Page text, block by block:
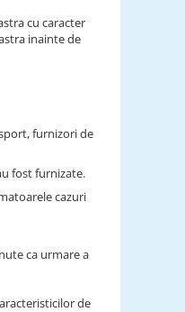
cu caracter
inainte de
furnizori de
fost furnizate.
cazuri
ca urmare a
de